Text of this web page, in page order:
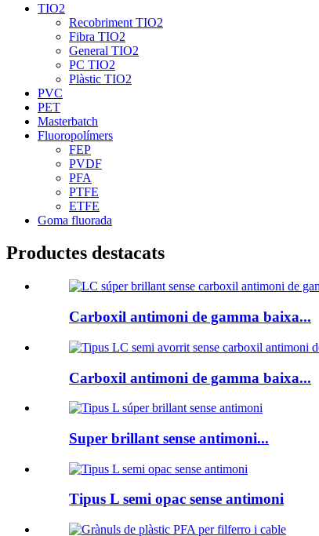
TIO2
Recobriment TIO2
Fibra TIO2
General TIO2
PC TIO2
Plàstic TIO2
PVC
PET
Masterbatch
Fluoropolímers
FEP
PVDF
PFA
PTFE
ETFE
Goma fluorada
Productes destacats
Carboxil antimoni de gamma baixa...
Carboxil antimoni de gamma baixa...
Super brillant sense antimoni...
Tipus L semi opac sense antimoni